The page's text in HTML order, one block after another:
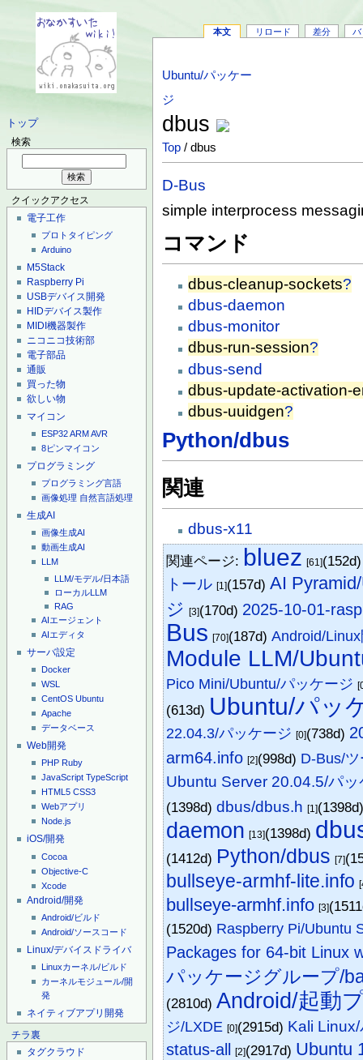
トップ
検索
クイックアクセス
電子工作
プロトタイピング
Arduino
M5Stack
Raspberry Pi
USBデバイス開発
HIDデバイス製作
MIDI機器製作
ニコニコ技術部
電子部品
通販
買った物
欲しい物
マイコン
ESP32ARMAVR
8ピンマイコン
プログラミング
プログラミング言語
画像処理 自然言語処理
生成AI
画像生成AI
動画生成AI
LLM
LLM/モデル/日本語
ローカルLLM
RAG
AIエージェント
AIエディタ
サーバ設定
Docker
WSL
CentOS Ubuntu
Apache
データベース
Web開発
PHP Ruby
JavaScript TypeScript
HTML5 CSS3
Webアプリ
Node.js
iOS/開発
Cocoa
Objective-C
Xcode
Android/開発
Android/ビルド
Android/ソースコード
Linux/デバイスドライバ
Linuxカーネル/ビルド
カーネルモジュール/開
発
ネイティブアプリ開発
チラ裏
タグクラウド
本文 リロード 差分 バ
Ubuntu/パッケー
ジ
dbus
Top / dbus
D-Bus
simple interprocess
コマンド
dbus-cleanup-sockets?
dbus-daemon
dbus-monitor
dbus-run-session?
dbus-send
dbus-update-activation-
dbus-uuidgen?
Python/dbus
関連
dbus-x11
関連ページ: bluez [61]
トール [1](157d)AI
ジ [3](170d) 2025-10-01-
Bus [70](187d)Android/
Module LLM/
Pico Mini/Ubuntu/パッケージ
(613d) Ubuntu/パッ
22.04.3/パッケージ [0](738d)
arm64.info [2](998d) D-Bus/
Ubuntu Server 20.04.5/パッ
(1398d)dbus/dbus.h [1]
daemon [13](1398d)
(1412d) Python/dbus [7]
bullseye-armhf-lite.info
bullseye-armhf.info [3]
(1520d) Raspberry Pi/Ubuntu
Packages for 64-bit Linux
パッケージグループ/
(2810d)Android/起動
ジ/LXDE [0](2915d) Kali
status-all [2](2917d) Ubuntu